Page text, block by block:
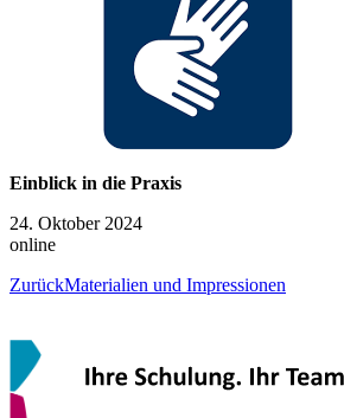
Einblick in die Praxis
24. Oktober 2024
online
ZurückMaterialien und Impressionen